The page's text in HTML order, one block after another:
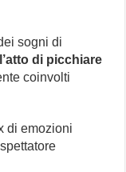
sogni di
di picchiare
coinvolti
di emozioni